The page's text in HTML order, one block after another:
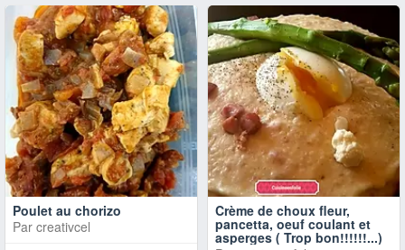
Poulet au chorizo
Par creativcel
Crème de choux fleur,
pancetta, oeuf coulant et
asperges ( Trop bon!!!!!!...)